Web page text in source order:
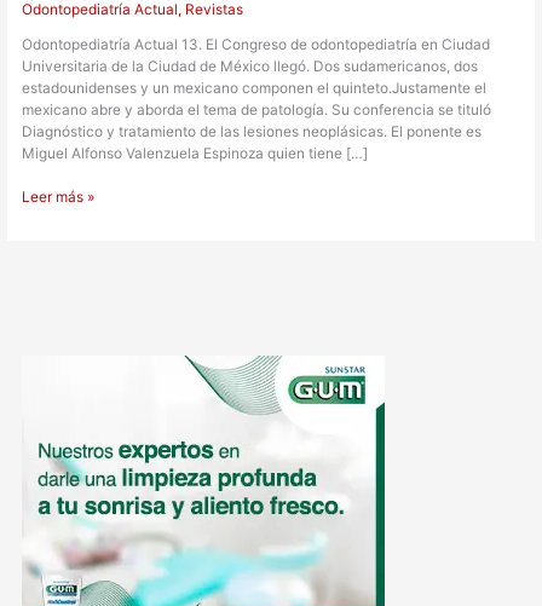
Odontopediatría Actual, Revistas
Odontopediatría Actual 13. El Congreso de odontopediatría en Ciudad
Universitaria de la Ciudad de México llegó. Dos sudamericanos, dos
estadounidenses y un mexicano componen el quinteto.Justamente el
mexicano abre y aborda el tema de patología. Su conferencia se tituló
Diagnóstico y tratamiento de las lesiones neoplásicas. El ponente es
Miguel Alfonso Valenzuela Espinoza quien tiene […]
Leer más »